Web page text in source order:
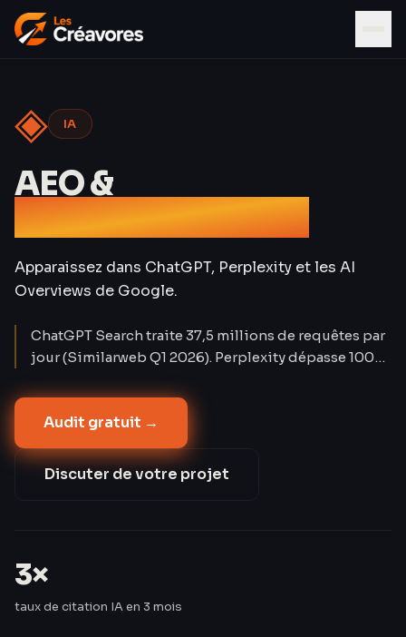
◈ IA
AEO &
Référencement IA
Apparaissez dans ChatGPT, Perplexity et les AI
Overviews de Google.
ChatGPT Search traite 37,5 millions de requêtes par
jour (Similarweb Q1 2026). Perplexity dépasse 100
classique baisse de 15 à 25 % sur les requêtes
informationnelles. Les Créavores ont triplé le taux de
citation IA de leurs clients en 3 mois — passant de 8
% à 24 %.
Audit gratuit →
Discuter de votre projet
3×
taux de citation IA en 3 mois